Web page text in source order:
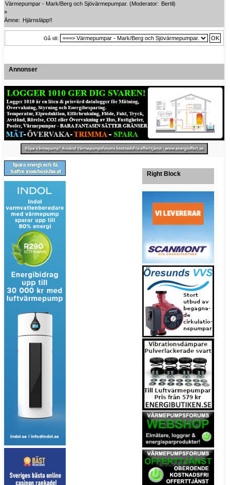
Värmepumpar - Mark/Berg och Sjövärmepumpar. (Moderator: Bertil)
»
Ämne: Hjärnsläpp!!
Gå till:
Annonser
Right Block